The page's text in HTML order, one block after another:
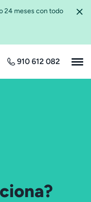
24 meses con todo
910 612 082